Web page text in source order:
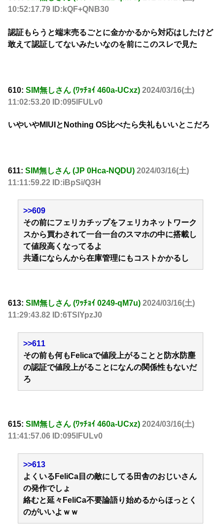
10:52:17.79 ID:kQF+QNB30
認証もらうと端末売るごとに金かかるから対応はしたけど
敢えて認証してないみたいなのを前にこのスレで見た
610: SIM無しさん (ﾜｯﾁｮｲ 460a-UCxz) 2024/03/16(土)
11:02:53.20 ID:095lFULv0
いやいやMIUIとNothing OS比べたら失礼もいいとこだろ
611: SIM無しさん (JP 0Hca-NQDU) 2024/03/16(土)
11:11:59.22 ID:iBpSi/Q3H
>>609
その前にフェリカチップをフェリカネットワーク
スから買わされて一台一台のスマホの中に搭載し
て値段高くなってるよ
共通にならんから在庫管理にもコストかかるし
613: SIM無しさん (ﾜｯﾁｮｲ 0249-qM7u) 2024/03/16(土)
11:29:43.82 ID:6TSlYpzJ0
>>611
その前も何もFelicaで値段上がることと防水防塵
の認証で値段上がることになんの関係性もないだ
ろ
615: SIM無しさん (ﾜｯﾁｮｲ 460a-UCxz) 2024/03/16(土)
11:41:57.06 ID:095lFULv0
>>613
よくいるFeliCa目の敵にしてる田舎のおじいさん
の発作でしょ
絡むと延々FeliCa不要論語り始めるからほっとく
のがいいよｗｗ